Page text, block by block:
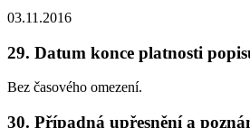
03.11.2016
29. Datum konce platnosti
Bez časového omezení.
30. Případná upřesnění a